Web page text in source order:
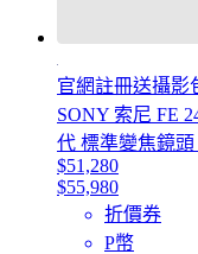
官網註冊送攝影
SONY 索尼 FE
代 標準變焦鏡
$51,280
$55,980
折價券
P幣